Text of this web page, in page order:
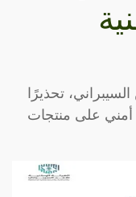
تحذيرًا
على منتجات